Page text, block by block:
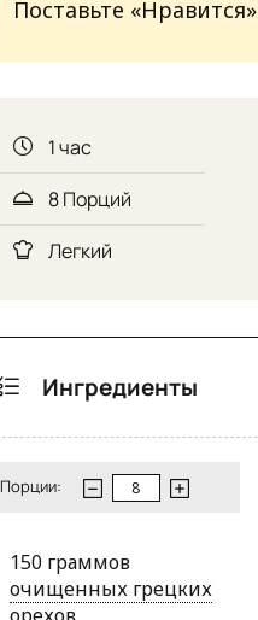
Поставьте «Нравится»
1 час
8 Порций
Легкий
Ингредиенты
Порции:
150 граммов
очищенных грецких